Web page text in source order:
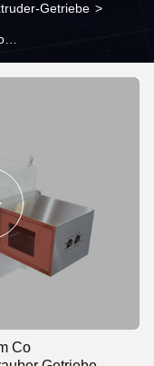
Getriebe >
Co